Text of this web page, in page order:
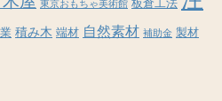
東京おもちゃ美術館 板倉工法
積み木 端材 自然素材 補助金 製材